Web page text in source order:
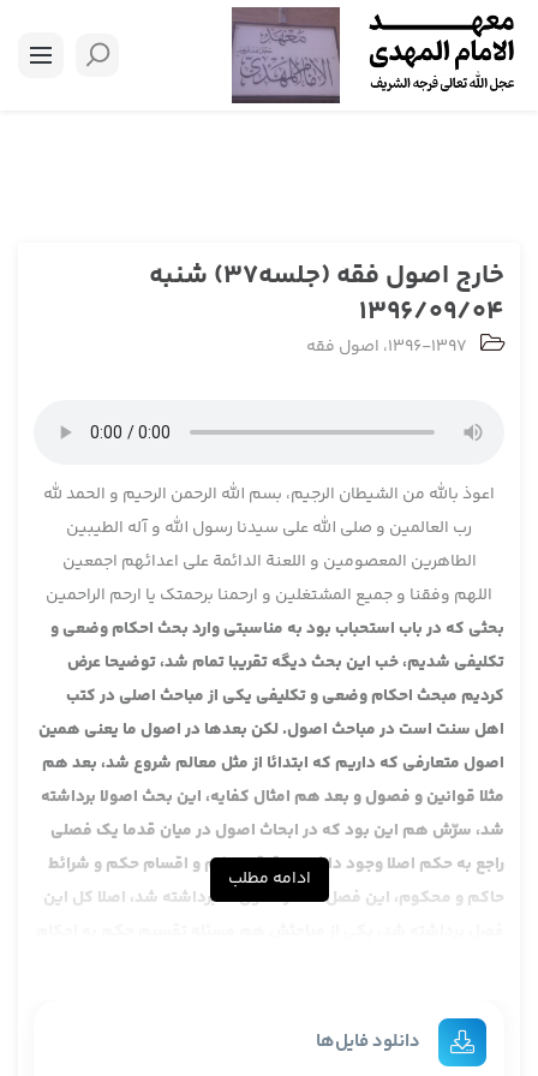
خارج اصول فقه (جلسه37) شنبه
1396/09/04
1396-1397، اصول فقه
اعوذ بالله من الشیطان الرجیم، بسم الله الرحمن الرحیم و الحمد لله
رب العالمین و صلی الله علی سیدنا رسول الله و آله الطیبین
الطاهرین المعصومین و اللعنة الدائمة علی اعدائهم اجمعین
اللهم وفقنا و جمیع المشتغلین و ارحمنا برحمتک یا ارحم الراحمین
بحثی که در باب استحباب بود به مناسبتی وارد بحث احکام وضعی و
تکلیفی شدیم، خب این بحث دیگه تقریبا تمام شد، توضیحا عرض
کردیم مبحث احکام وضعی و تکلیفی یکی از مباحث اصلی در کتب
اهل سنت است در مباحث اصول. لکن بعدها در اصول ما یعنی همین
اصول متعارفی که داریم که ابتدائا از مثل معالم شروع شد، بعد هم
مثلا قوانین و فصول و بعد هم امثال کفایه، این بحث اصولا برداشته
شد، سرّش هم این بود که در ابحاث اصول در میان قدما یک فصلی
راجع به حکم اصلا وجود داشت، حقیقت حکم و اقسام حکم و شرائط
حاکم و محکوم، این فصل کلا در اصول ما برداشته شد، اصلا کل این
متاسفانه این بحث برداشته شد، حتی من سابقا هم عرض کردم که
اگر دست ما باشد این بحث را باید در دو صورت مطرح بکنیم، یکی
ادامه مطلب
دانلود فایل‌ها